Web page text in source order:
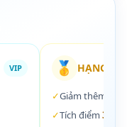
VIP 🥇 HẠNG
✓Giảm thêm
✓Tích điểm 3%